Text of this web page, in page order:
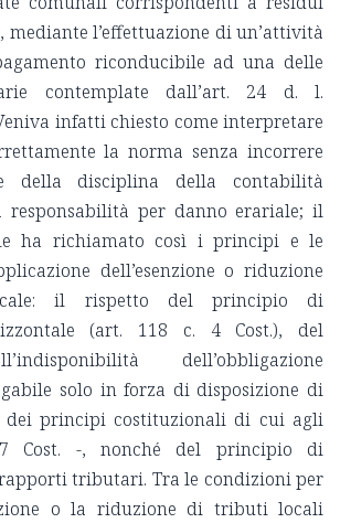
l’effettuazione di un’attività
riconducibile ad una delle
contemplate dall’art. 24 d. l.
infatti chiesto come interpretare
la norma senza incorrere
della disciplina della contabilità
responsabilità per danno erariale; il
ha richiamato così i principi e le
dell’esenzione o riduzione
il rispetto del principio di
(art. 118 c. 4 Cost.), del
dell’obbligazione
solo in forza di disposizione di
dei principi costituzionali di cui agli
Cost. -, nonché del principio di
tributari. Tra le condizioni per
o la riduzione di tributi locali